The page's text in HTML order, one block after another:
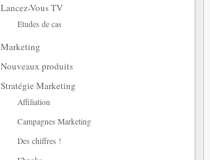
Lancez-Vous TV
Etudes de cas
Marketing
Nouveaux produits
Stratégie Marketing
Affiliation
Campagnes Marketing
Des chiffres !